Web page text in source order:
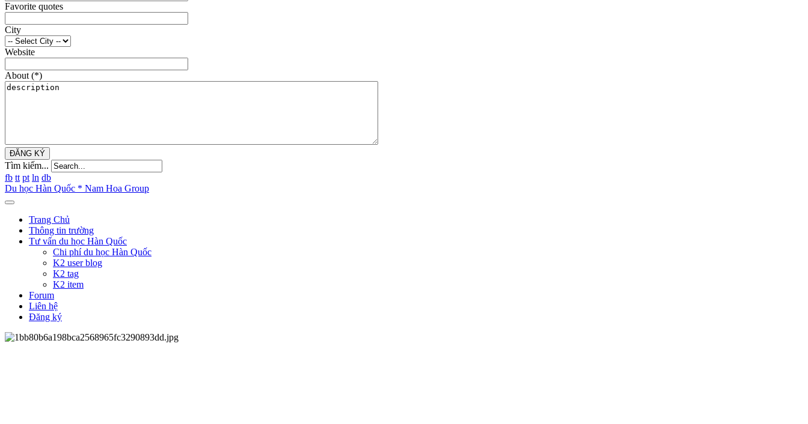
Favorite quotes
City
Website
About (*)
ĐĂNG KÝ
Tìm kiếm...
fb tt pt ln db
Du học Hàn Quốc * Nam Hoa Group
Trang Chủ
Thông tin trường
Tư vấn du học Hàn Quốc
Chi phí du học Hàn Quốc
K2 user blog
K2 tag
K2 item
Forum
Liên hệ
Đăng ký